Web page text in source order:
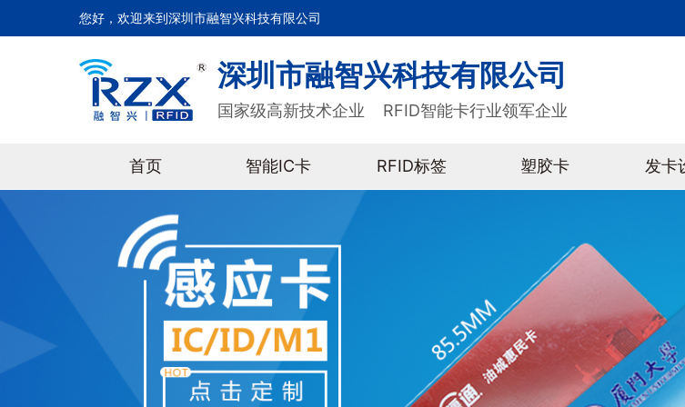
您好，欢迎来到深圳市融智兴科技有限公司
深圳市融智兴科技有限公司
国家级高新技术企业 RFID智能卡行业领军企业
首页 智能IC卡 RFID标签 塑胶卡 发卡